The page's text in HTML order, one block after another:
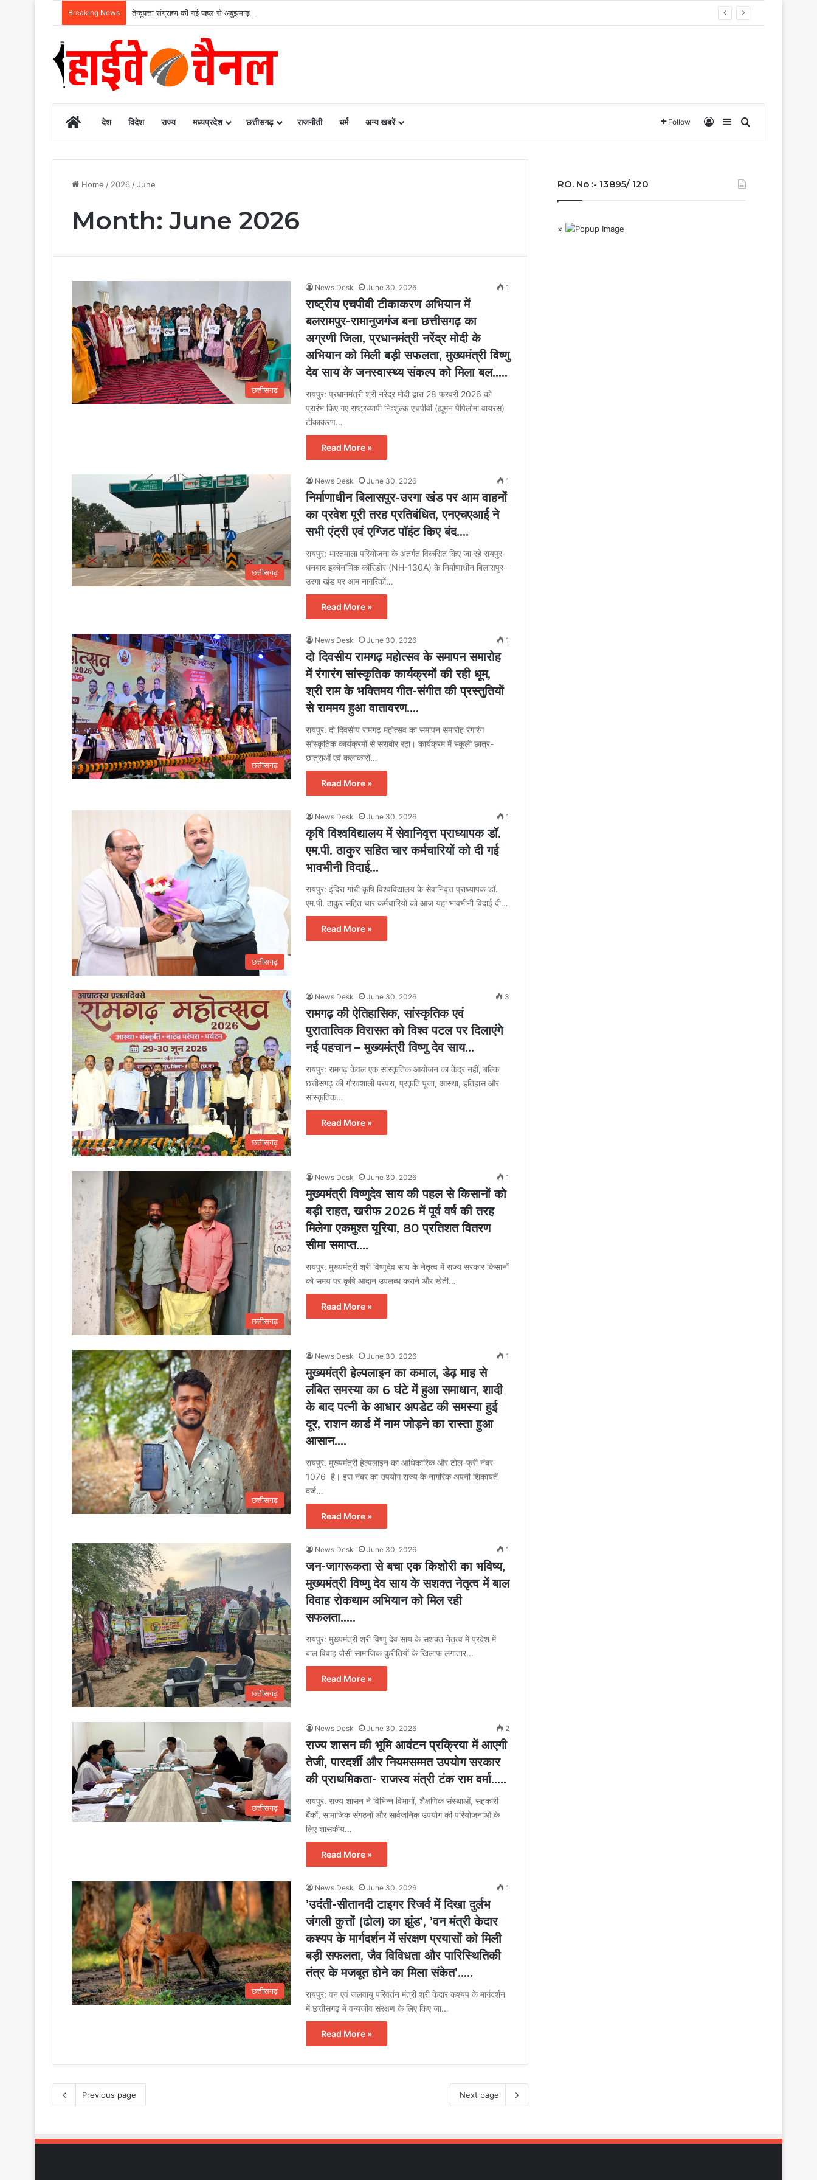
Breaking News तेन्दूपत्ता संग्रहण की नई पहल से अबुझमाड़ के 22 गांवों को मिला लाभ, गांव के पास खुला फड़, 365 संग्राहकों को मिला सीधा आर्थिक लाभ….
Homeदेश विदेश राज्य मध्यप्रदेश छत्तीसगढ़ राजनीती धर्म अन्य खबरें Follow Log InSidebar
Home / 2026 /June
Month:June 2026
छत्तीसगढ़
News Desk June 30, 2026 1
राष्ट्रीय एचपीवी टीकाकरण अभियान में
बलरामपुर-रामानुजगंज बना छत्तीसगढ़ का
अग्रणी जिला, प्रधानमंत्री नरेंद्र मोदी के
अभियान को मिली बड़ी सफलता, मुख्यमंत्री विष्णु
देव साय के जनस्वास्थ्य संकल्प को मिला बल…..
रायपुर: प्रधानमंत्री श्री नरेंद्र मोदी द्वारा 28 फरवरी 2026 को
प्रारंभ किए गए राष्ट्रव्यापी निःशुल्क एचपीवी (ह्यूमन पैपिलोमा वायरस)
टीकाकरण…
Read More »
छत्तीसगढ़
News Desk June 30, 2026 1
निर्माणाधीन बिलासपुर-उरगा खंड पर आम वाहनों
का प्रवेश पूरी तरह प्रतिबंधित, एनएचएआई ने
सभी एंट्री एवं एग्जिट पॉइंट किए बंद….
रायपुर: भारतमाला परियोजना के अंतर्गत विकसित किए जा रहे रायपुर-
धनबाद इकोनॉमिक कॉरिडोर (NH-130A) के निर्माणाधीन बिलासपुर-
उरगा खंड पर आम नागरिकों…
Read More »
छत्तीसगढ़
News Desk June 30, 2026 1
दो दिवसीय रामगढ़ महोत्सव के समापन समारोह
में रंगारंग सांस्कृतिक कार्यक्रमों की रही धूम,
श्री राम के भक्तिमय गीत-संगीत की प्रस्तुतियों
से राममय हुआ वातावरण….
रायपुर: दो दिवसीय रामगढ़ महोत्सव का समापन समारोह रंगारंग
सांस्कृतिक कार्यक्रमों से सराबोर रहा। कार्यक्रम में स्कूली छात्र-
छात्राओं एवं कलाकारों…
Read More »
छत्तीसगढ़
News Desk June 30, 2026 1
कृषि विश्वविद्यालय में सेवानिवृत्त प्राध्यापक डॉ.
एम.पी. ठाकुर सहित चार कर्मचारियों को दी गई
भावभीनी विदाई…
रायपुर: इंदिरा गांधी कृषि विश्वविद्यालय के सेवानिवृत्त प्राध्यापक डॉ.
एम.पी. ठाकुर सहित चार कर्मचारियों को आज यहां भावभीनी विदाई दी…
Read More »
छत्तीसगढ़
News Desk June 30, 2026 3
रामगढ़ की ऐतिहासिक, सांस्कृतिक एवं
पुरातात्विक विरासत को विश्व पटल पर दिलाएंगे
नई पहचान – मुख्यमंत्री विष्णु देव साय…
रायपुर: रामगढ़ केवल एक सांस्कृतिक आयोजन का केंद्र नहीं, बल्कि
छत्तीसगढ़ की गौरवशाली परंपरा, प्रकृति पूजा, आस्था, इतिहास और
सांस्कृतिक…
Read More »
छत्तीसगढ़
News Desk June 30, 2026 1
मुख्यमंत्री विष्णुदेव साय की पहल से किसानों को
बड़ी राहत, खरीफ 2026 में पूर्व वर्ष की तरह
मिलेगा एकमुश्त यूरिया, 80 प्रतिशत वितरण
सीमा समाप्त….
रायपुर: मुख्यमंत्री श्री विष्णुदेव साय के नेतृत्व में राज्य सरकार किसानों
को समय पर कृषि आदान उपलब्ध कराने और खेती…
Read More »
छत्तीसगढ़
News Desk June 30, 2026 1
मुख्यमंत्री हेल्पलाइन का कमाल, डेढ़ माह से
लंबित समस्या का 6 घंटे में हुआ समाधान, शादी
के बाद पत्नी के आधार अपडेट की समस्या हुई
दूर, राशन कार्ड में नाम जोड़ने का रास्ता हुआ
आसान….
रायपुर: मुख्यमंत्री हेल्पलाइन का आधिकारिक और टोल-फ्री नंबर
1076 है। इस नंबर का उपयोग राज्य के नागरिक अपनी शिकायतें
दर्ज…
Read More »
छत्तीसगढ़
News Desk June 30, 2026 1
जन-जागरूकता से बचा एक किशोरी का भविष्य,
मुख्यमंत्री विष्णु देव साय के सशक्त नेतृत्व में बाल
विवाह रोकथाम अभियान को मिल रही
सफलता…..
रायपुर: मुख्यमंत्री श्री विष्णु देव साय के सशक्त नेतृत्व में प्रदेश में
बाल विवाह जैसी सामाजिक कुरीतियों के खिलाफ लगातार…
Read More »
छत्तीसगढ़
News Desk June 30, 2026 2
राज्य शासन की भूमि आवंटन प्रक्रिया में आएगी
तेजी, पारदर्शी और नियमसम्मत उपयोग सरकार
की प्राथमिकता- राजस्व मंत्री टंक राम वर्मा…..
रायपुर: राज्य शासन ने विभिन्न विभागों, शैक्षणिक संस्थाओं, सहकारी
बैंकों, सामाजिक संगठनों और सार्वजनिक उपयोग की परियोजनाओं के
लिए शासकीय…
Read More »
छत्तीसगढ़
News Desk June 30, 2026 1
’उदंती-सीतानदी टाइगर रिजर्व में दिखा दुर्लभ
जंगली कुत्तों (ढोल) का झुंड’, ’वन मंत्री केदार
कश्यप के मार्गदर्शन में संरक्षण प्रयासों को मिली
बड़ी सफलता, जैव विविधता और पारिस्थितिकी
तंत्र के मजबूत होने का मिला संकेत’…..
रायपुर: वन एवं जलवायु परिवर्तन मंत्री श्री केदार कश्यप के मार्गदर्शन
में छत्तीसगढ़ में वन्यजीव संरक्षण के लिए किए जा…
Read More »
Previous page Next page
RO. No :- 13895/ 120
×